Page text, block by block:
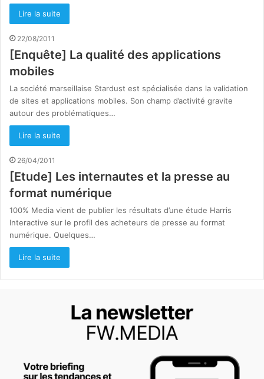
Lire la suite
22/08/2011
[Enquête] La qualité des applications
mobiles
La société marseillaise Stardust est spécialisée dans la validation
de sites et applications mobiles. Son champ d’activité gravite
autour des problématiques…
Lire la suite
26/04/2011
[Etude] Les internautes et la presse au
format numérique
100% Media vient de publier les résultats d’une étude Harris
Interactive sur le profil des acheteurs de presse au format
numérique. Quelques…
Lire la suite